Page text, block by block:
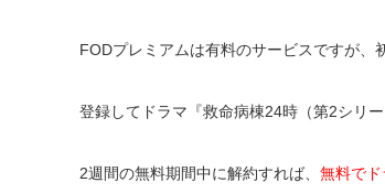
FODプレミアムは有料のサービスですが、
登録してドラマ『救命病棟24時（第2シリ
2週間の無料期間中に解約すれば、 無料で